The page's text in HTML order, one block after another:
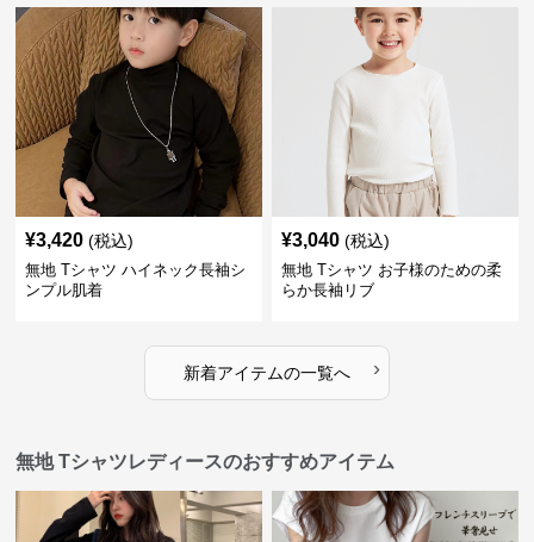
¥3,420 (税込)
無地 Tシャツ ハイネック長袖シ
ンプル肌着
¥3,040 (税込)
無地 Tシャツ お子様のための柔
らか長袖リブ
新着アイテムの一覧へ ›
無地 Tシャツレディースのおすすめアイテム